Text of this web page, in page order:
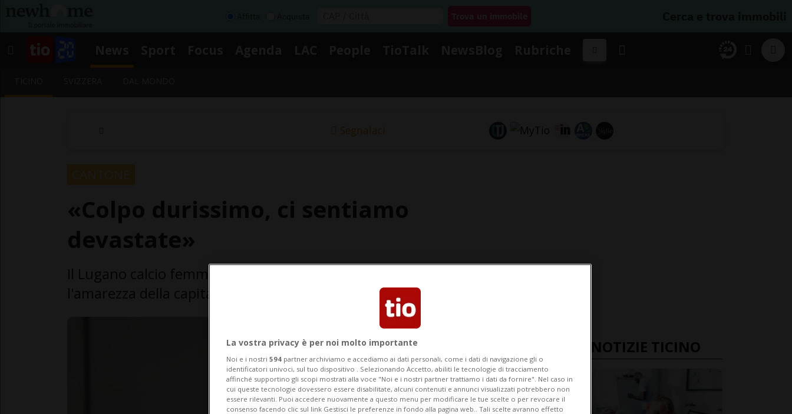
Segnalaci
ULTIME NOTIZIE TICINO
La vostra privacy è per noi molto importante
Noi e i nostri 594 partner archiviamo e accediamo ai dati personali, come i dati di navigazione gli o
identificatori univoci, sul tuo dispositivo . Selezionando Accetto, abiliti le tecnologie di tracciamento
affinché supportino gli scopi mostrati alla voce "Noi e i nostri partner trattiamo i dati da fornire". Nel caso in
cui queste tecnologie dovessero essere disabilitate, alcuni contenuti e annunci visualizzati potrebbero non
essere rilevanti. Puoi accedere nuovamente a questo menu per modificare le tue scelte o per revocare il
consenso facendo clic sul link Gestisci le preferenze in fondo alla pagina web.. Tali scelte avranno effetto